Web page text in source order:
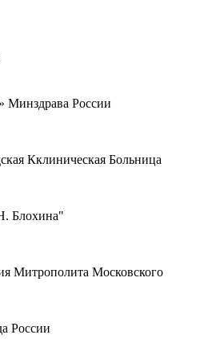
России
Кклиническая Больница
Блохина"
Митрополита Московского
России